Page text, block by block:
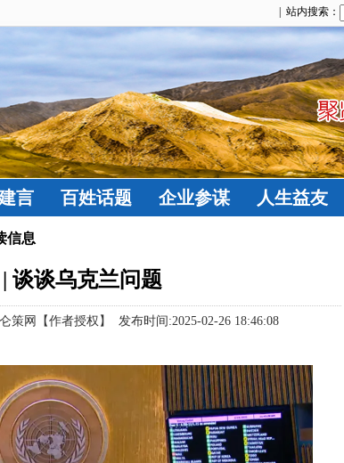
| 站内搜索：
言 百姓话题 企业参谋 人生益友
信息
谈谈乌克兰问题
网【作者授权】 发布时间:2025-02-26 18:46:08